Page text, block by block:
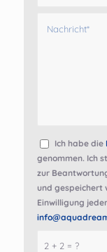
Ich habe die
genommen. Ich
zur
und gespeichert
Einwilligung
2 + 2 = ?